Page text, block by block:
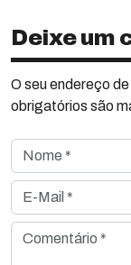
Deixe um
O seu endereço
obrigatórios são
Nome *
E-Mail *
Comentário *